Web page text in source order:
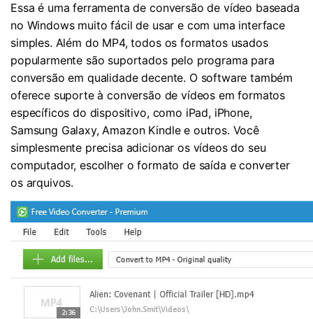
Essa é uma ferramenta de conversão de vídeo baseada
no Windows muito fácil de usar e com uma interface
simples. Além do MP4, todos os formatos usados ​​
popularmente são suportados pelo programa para
conversão em qualidade decente. O software também
oferece suporte à conversão de vídeos em formatos
específicos do dispositivo, como iPad, iPhone,
Samsung Galaxy, Amazon Kindle e outros. Você
simplesmente precisa adicionar os vídeos do seu
computador, escolher o formato de saída e converter
os arquivos.